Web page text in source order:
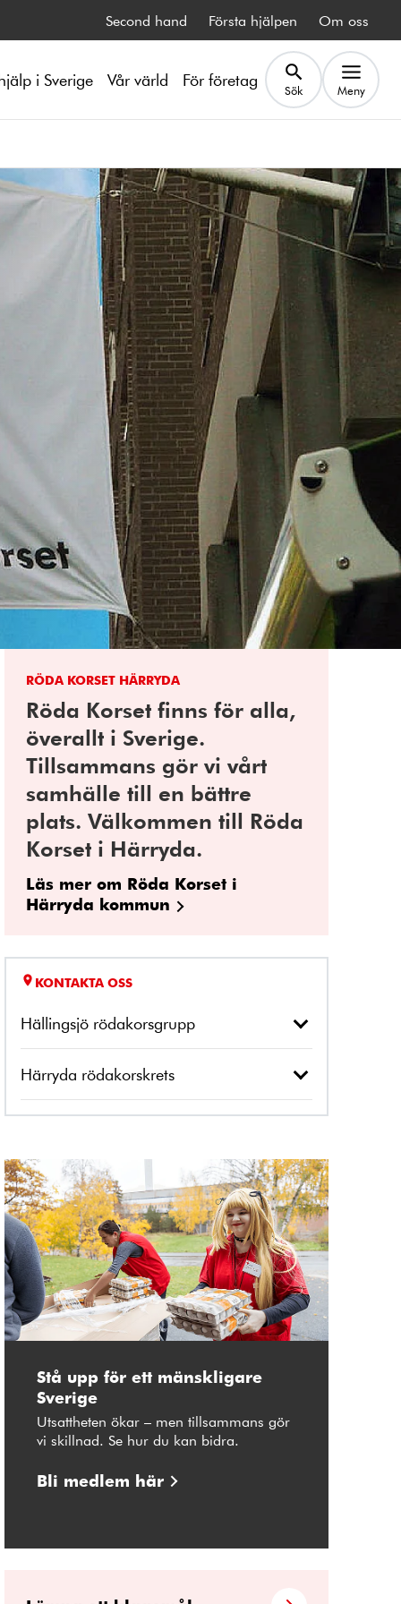
Second hand Första hjälpen Om oss
i Sverige Vår värld För företag Sök Meny
RÖDA KORSET HÄRRYDA
Röda Korset finns för alla,
överallt i Sverige.
Tillsammans gör vi vårt
samhälle till en bättre
plats. Välkommen till Röda
Korset i Härryda.
Läs mer om Röda Korset i
Härryda kommun
KONTAKTA OSS
Hällingsjö rödakorsgrupp
Härryda rödakorskrets
Stå upp för ett mänskligare
Sverige
Utsattheten ökar – men tillsammans gör
vi skillnad. Se hur du kan bidra.
Bli medlem här